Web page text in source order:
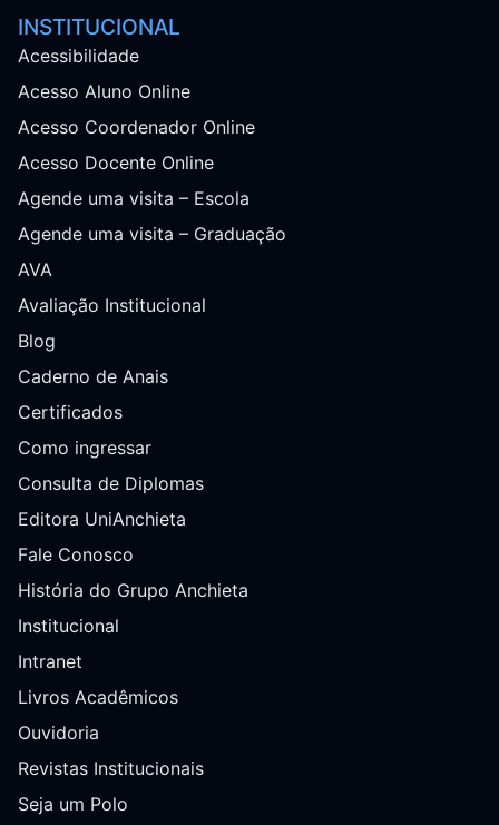
INSTITUCIONAL
Acessibilidade
Acesso Aluno Online
Acesso Coordenador Online
Acesso Docente Online
Agende uma visita – Escola
Agende uma visita – Graduação
AVA
Avaliação Institucional
Blog
Caderno de Anais
Certificados
Como ingressar
Consulta de Diplomas
Editora UniAnchieta
Fale Conosco
História do Grupo Anchieta
Institucional
Intranet
Livros Acadêmicos
Ouvidoria
Revistas Institucionais
Seja um Polo